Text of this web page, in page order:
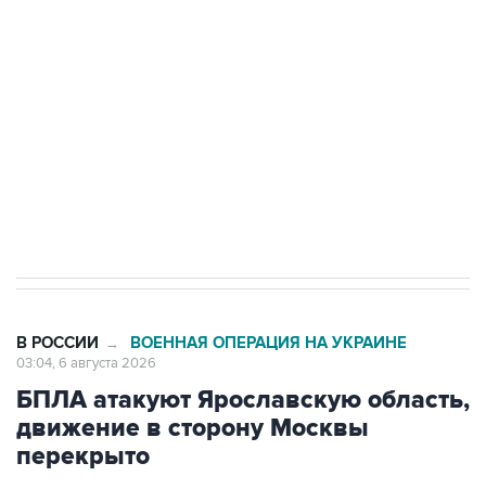
В РОССИИ → ВОЕННАЯ ОПЕРАЦИЯ НА УКРАИНЕ
03:04, 6 августа 2026
БПЛА атакуют Ярославскую область,
движение в сторону Москвы
перекрыто